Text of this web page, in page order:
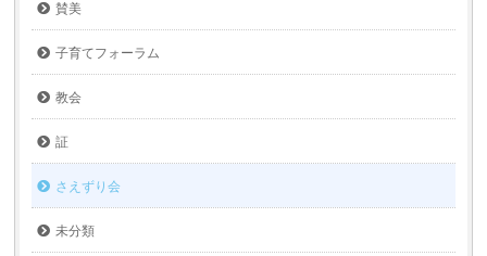
賛美
子育てフォーラム
教会
証
さえずり会
未分類